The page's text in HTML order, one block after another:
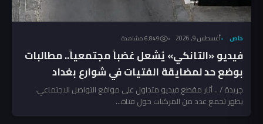
خاص أغسطس 9, 2026 6٬849 مشاهدة
فيديو «التانكي» يُشعل غضباً مجتمعياً.. مطالبات
بوضع حد لمضايقة الفتيات في شوارع بغداد
جريدة / .. أثار مقطع فيديو متداول على مواقع التواصل الاجتماعي،
يظهر تجمع عدد من المركبات حول فتاة...